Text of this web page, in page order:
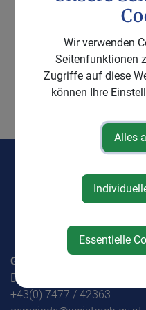
Nord
Gemeinde Weistrach
Dorf 1, 3351 Weistrach
+43(0) 7477 / 42363
Wir verwenden
Seitenfunktionen
Zugriffe auf diese
können Ihre
Alles
Essentielle